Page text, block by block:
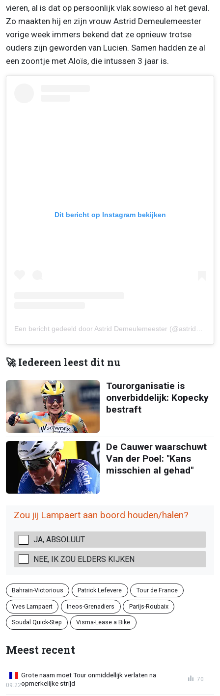
vieren, al is dat op persoonlijk vlak sowieso al het geval.
Zo maakten hij en zijn vrouw Astrid Demeulemeester
vorige week immers bekend dat ze opnieuw trotse
ouders zijn geworden van Lucien. Samen hadden ze al
een zoontje met Aloïs, die intussen 3 jaar is.
Dit bericht op Instagram bekijken
🚀 Iedereen leest dit nu
Tourorganisatie is
onverbiddelijk: Kopecky
bestraft
De Cauwer waarschuwt
Van der Poel: "Kans
misschien al gehad"
Zou jij Lampaert aan boord houden/halen?
JA, ABSOLUUT
NEE, IK ZOU ELDERS KIJKEN
Bahrain-Victorious Patrick Lefevere Tour de France
Yves Lampaert Ineos-Grenadiers Parijs-Roubaix
Soudal Quick-Step Visma-Lease a Bike
Meest recent
Grote naam moet Tour onmiddellijk verlaten na
opmerkelijke strijd
09:22
70